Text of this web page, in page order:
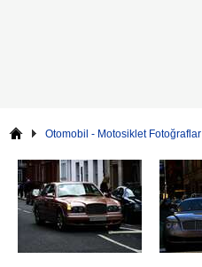
Otomobil - Motosiklet Fotoğraflar